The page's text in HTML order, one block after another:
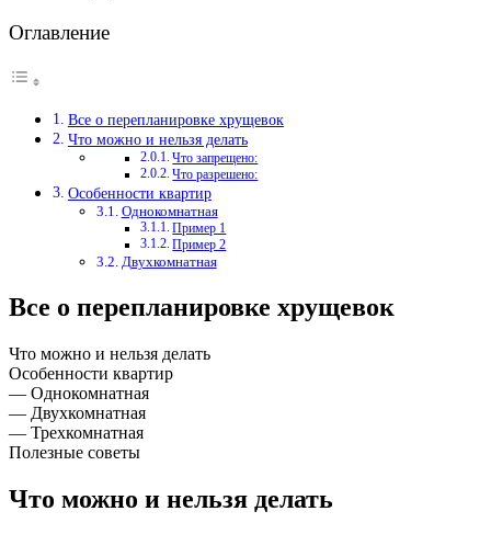
Оглавление
Все о перепланировке хрущевок
Что можно и нельзя делать
Что запрещено:
Что разрешено:
Особенности квартир
Однокомнатная
Пример 1
Пример 2
Двухкомнатная
Все о перепланировке хрущевок
Что можно и нельзя делать
Особенности квартир
— Однокомнатная
— Двухкомнатная
— Трехкомнатная
Полезные советы
Что можно и нельзя делать